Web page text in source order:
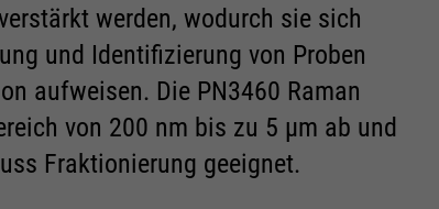
werden, wodurch sie sich
und Identifizierung von Proben
aufweisen. Die PN3460 Raman
von 200 nm bis zu 5 µm ab und
Fraktionierung geeignet.